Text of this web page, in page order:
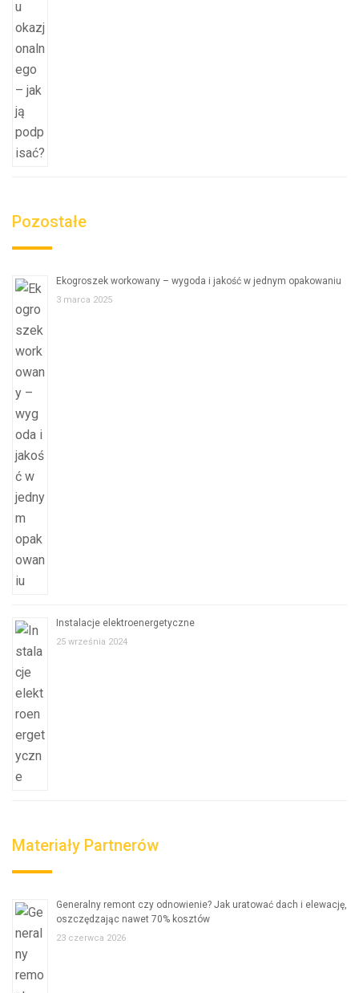
Pozostałe
Ekogroszek workowany – wygoda i jakość w jednym opakowaniu
3 marca 2025
Instalacje elektroenergetyczne
25 września 2024
Materiały Partnerów
Generalny remont czy odnowienie? Jak uratować dach i elewację,
oszczędzając nawet 70% kosztów
23 czerwca 2026